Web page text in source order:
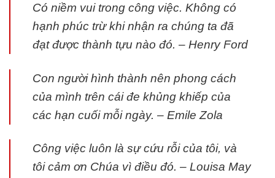
Có niềm vui trong công việc. Không có
hạnh phúc trừ khi nhận ra chúng ta đã
đạt được thành tựu nào đó. – Henry Ford
Con người hình thành nên phong cách
của mình trên cái đe khủng khiếp của
các hạn cuối mỗi ngày. – Emile Zola
Công việc luôn là sự cứu rỗi của tôi, và
tôi cảm ơn Chúa vì điều đó. – Louisa May